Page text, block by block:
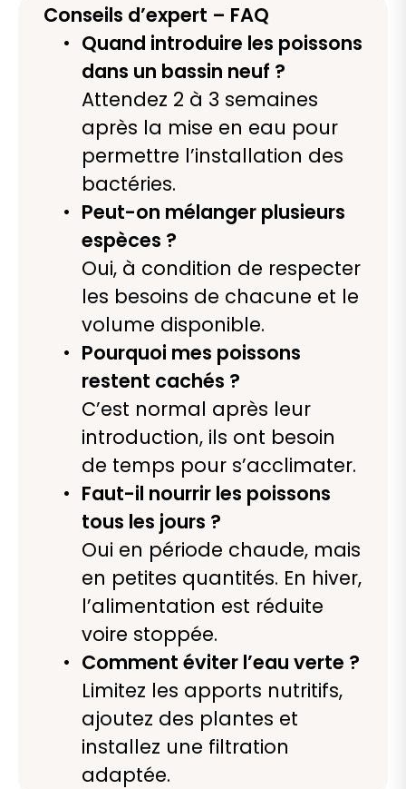
Conseils d’expert – FAQ
Quand introduire les poissons
dans un bassin neuf ?
Attendez 2 à 3 semaines
après la mise en eau pour
permettre l’installation des
bactéries.
Peut-on mélanger plusieurs
espèces ?
Oui, à condition de respecter
les besoins de chacune et le
volume disponible.
Pourquoi mes poissons
restent cachés ?
C’est normal après leur
introduction, ils ont besoin
de temps pour s’acclimater.
Faut-il nourrir les poissons
tous les jours ?
Oui en période chaude, mais
en petites quantités. En hiver,
l’alimentation est réduite
voire stoppée.
Comment éviter l’eau verte ?
Limitez les apports nutritifs,
ajoutez des plantes et
installez une filtration
adaptée.